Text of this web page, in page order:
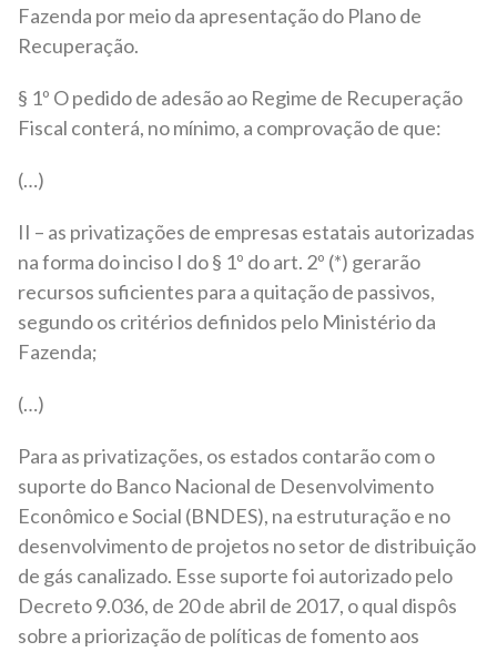
Fazenda por meio da apresentação do Plano de
Recuperação.
§ 1º O pedido de adesão ao Regime de Recuperação
Fiscal conterá, no mínimo, a comprovação de que:
(…)
II – as privatizações de empresas estatais autorizadas
na forma do inciso I do § 1º do art. 2º (*) gerarão
recursos suficientes para a quitação de passivos,
segundo os critérios definidos pelo Ministério da
Fazenda;
(…)
Para as privatizações, os estados contarão com o
suporte do Banco Nacional de Desenvolvimento
Econômico e Social (BNDES), na estruturação e no
desenvolvimento de projetos no setor de distribuição
de gás canalizado. Esse suporte foi autorizado pelo
Decreto 9.036, de 20 de abril de 2017, o qual dispôs
sobre a priorização de políticas de fomento aos